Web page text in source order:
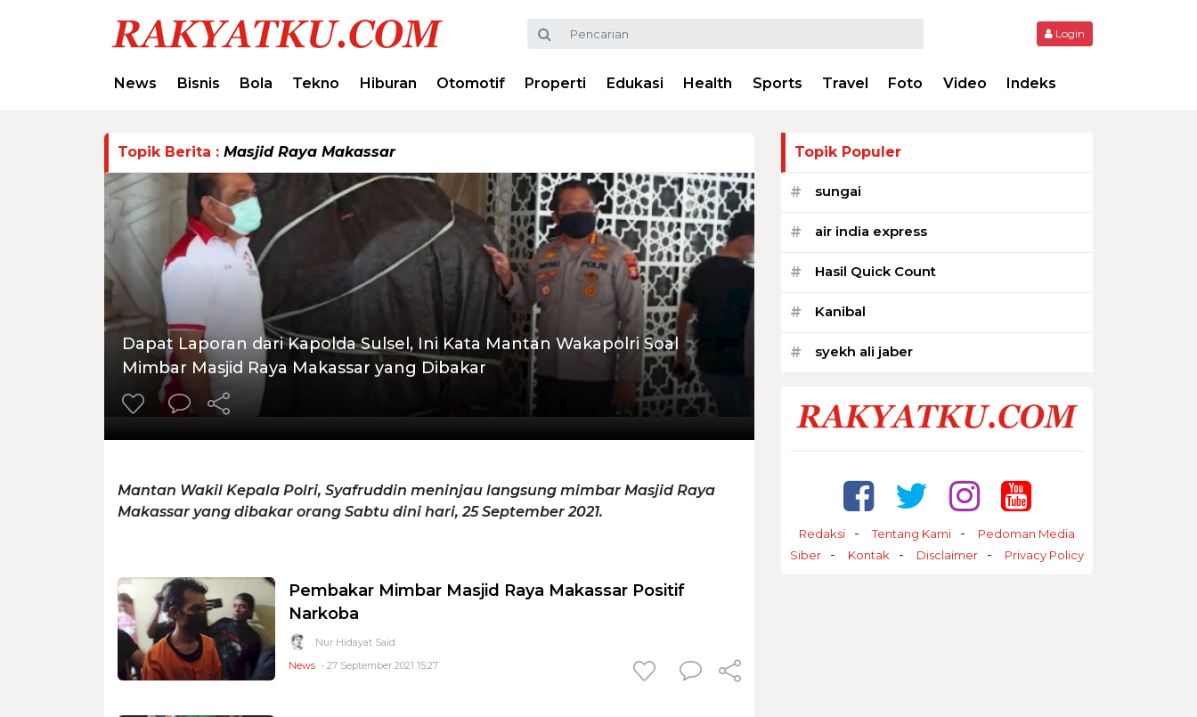
Login
News Bisnis Bola Tekno Hiburan Otomotif Properti Edukasi Health Sports Travel Foto Video Indeks
Topik Berita : Masjid Raya Makassar
Dapat Laporan dari Kapolda Sulsel, Ini Kata Mantan Wakapolri Soal
Mimbar Masjid Raya Makassar yang Dibakar
Mantan Wakil Kepala Polri, Syafruddin meninjau langsung mimbar Masjid Raya
Makassar yang dibakar orang Sabtu dini hari, 25 September 2021.
Pembakar Mimbar Masjid Raya Makassar Positif
Narkoba
Nur Hidayat Said
News - 27 September 2021 15:27
Topik Populer
# sungai
# air india express
# Hasil Quick Count
# Kanibal
# syekh ali jaber
Redaksi Tentang Kami
Pedoman Media
Siber
Kontak Disclaimer Privacy Policy